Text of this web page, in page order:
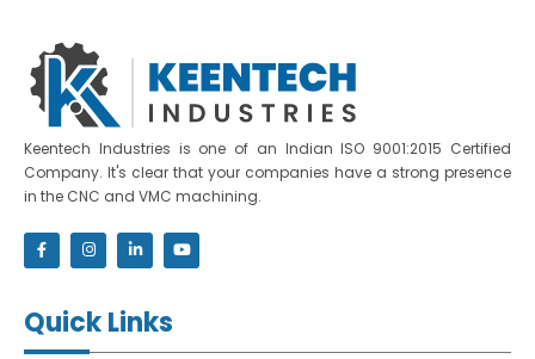
Keentech Industries is one of an Indian ISO 9001:2015 Certified
Company. It's clear that your companies have a strong presence
in the CNC and VMC machining.
Quick Links